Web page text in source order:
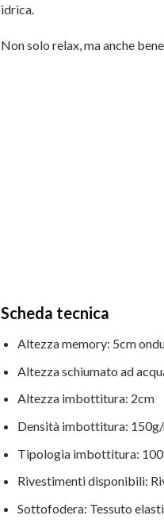
idrica.
Non solo relax, ma anche
Scheda tecnica
Altezza memory: 5cm
Altezza schiumato ad
Altezza imbottitura: 2cm
Densità imbottitura: 150g/
Tipologia imbottitura:
Rivestimenti disponibili:
Sottofodera: Tessuto